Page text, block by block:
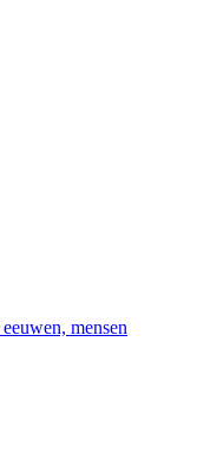
mensen